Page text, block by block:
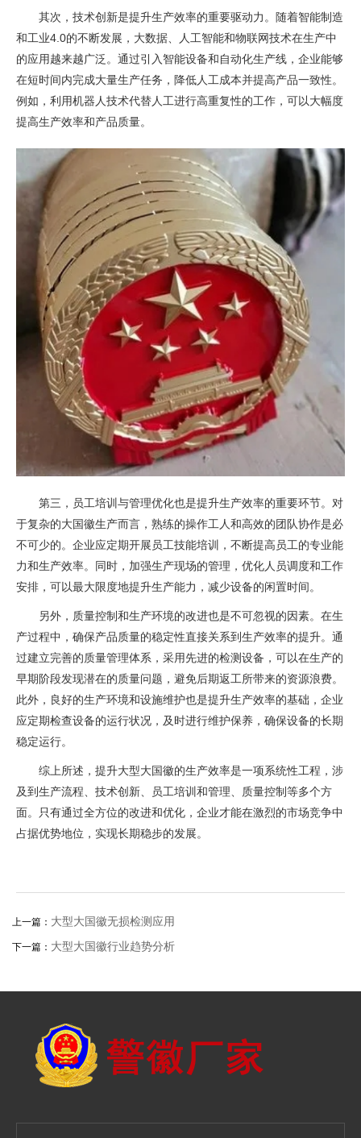
其次，技术创新是提升生产效率的重要驱动力。随着智能制造
和工业4.0的不断发展，大数据、人工智能和物联网技术在生产中
的应用越来越广泛。通过引入智能设备和自动化生产线，企业能够
在短时间内完成大量生产任务，降低人工成本并提高产品一致性。
例如，利用机器人技术代替人工进行高重复性的工作，可以大幅度
提高生产效率和产品质量。
第三，员工培训与管理优化也是提升生产效率的重要环节。对
于复杂的大国徽生产而言，熟练的操作工人和高效的团队协作是必
不可少的。企业应定期开展员工技能培训，不断提高员工的专业能
力和生产效率。同时，加强生产现场的管理，优化人员调度和工作
安排，可以最大限度地提升生产能力，减少设备的闲置时间。
另外，质量控制和生产环境的改进也是不可忽视的因素。在生
产过程中，确保产品质量的稳定性直接关系到生产效率的提升。通
过建立完善的质量管理体系，采用先进的检测设备，可以在生产的
早期阶段发现潜在的质量问题，避免后期返工所带来的资源浪费。
此外，良好的生产环境和设施维护也是提升生产效率的基础，企业
应定期检查设备的运行状况，及时进行维护保养，确保设备的长期
稳定运行。
综上所述，提升大型大国徽的生产效率是一项系统性工程，涉
及到生产流程、技术创新、员工培训和管理、质量控制等多个方
面。只有通过全方位的改进和优化，企业才能在激烈的市场竞争中
占据优势地位，实现长期稳步的发展。
上一篇： 大型大国徽无损检测应用
下一篇： 大型大国徽行业趋势分析